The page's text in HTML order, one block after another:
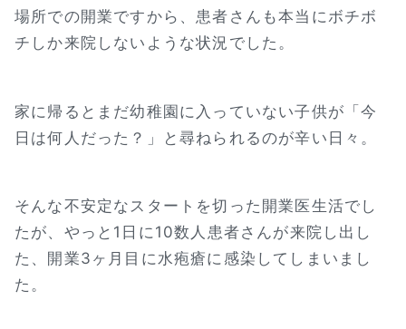
場所での開業ですから、患者さんも本当にボチボ
チしか来院しないような状況でした。
家に帰るとまだ幼稚園に入っていない子供が「今
日は何人だった？」と尋ねられるのが辛い日々。
そんな不安定なスタートを切った開業医生活でし
たが、やっと1日に10数人患者さんが来院し出し
た、開業3ヶ月目に水疱瘡に感染してしまいまし
た。